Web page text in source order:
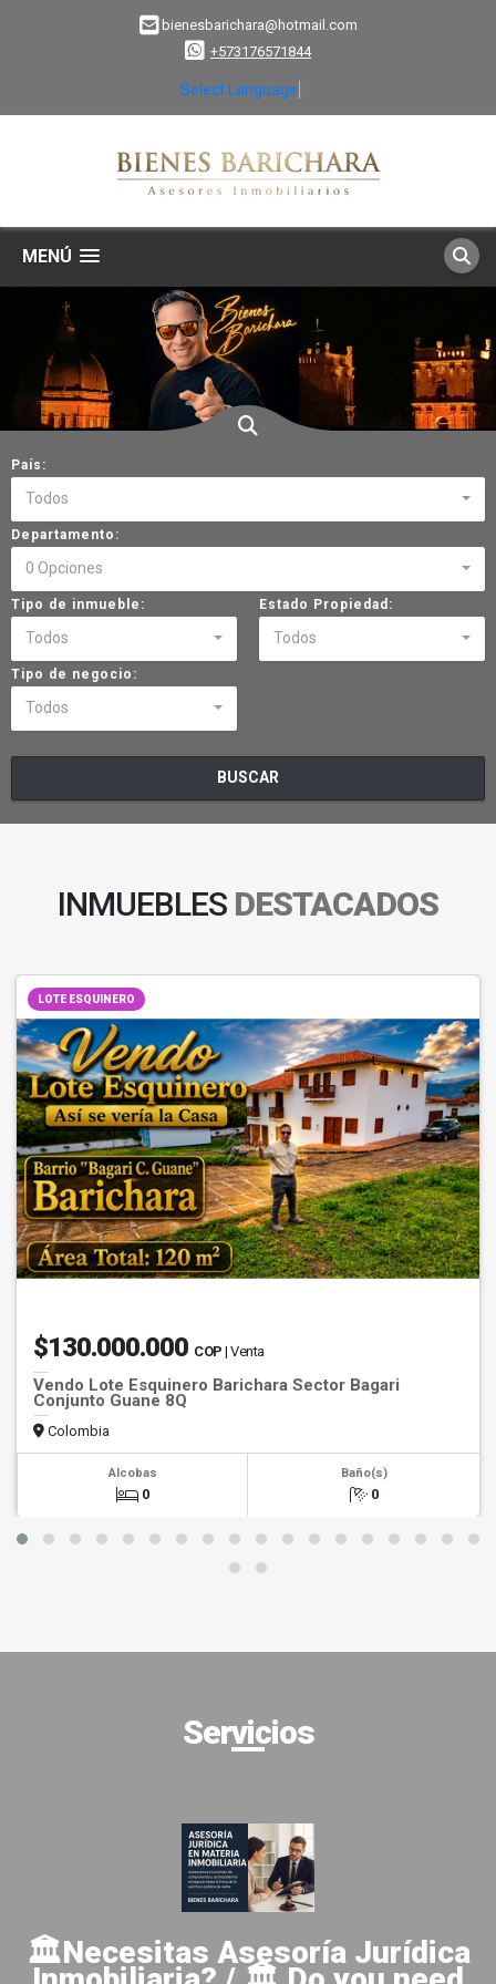
bienesbarichara@hotmail.com
+573176571844
Select Language
MENÚ
País:
Todos
Departamento:
0 Opciones
Tipo de inmueble:
Todos
Estado Propiedad:
Todos
Tipo de negocio:
Todos
BUSCAR
INMUEBLES DESTACADOS
LOTE ESQUINERO
$130.000.000 COP | Venta
Vendo Lote Esquinero Barichara Sector Bagari
Conjunto Guane 8Q
Colombia
Alcobas
0
Baño(s)
0
Servicios
🏛️Necesitas Asesoría Jurídica